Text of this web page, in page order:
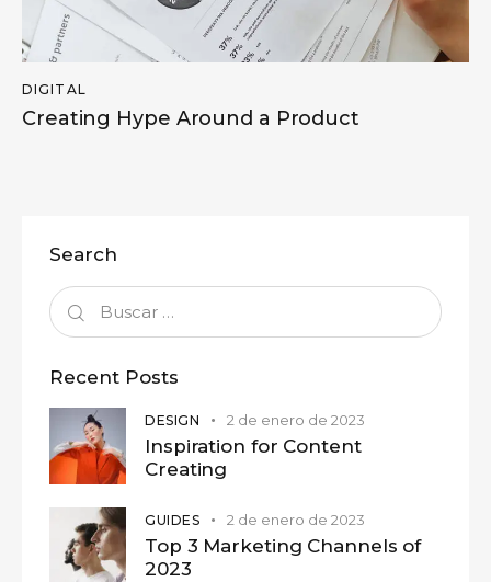
DIGITAL
Creating Hype Around a Product
Search
Recent Posts
DESIGN 2 de enero de 2023
Inspiration for Content
Creating
GUIDES 2 de enero de 2023
Top 3 Marketing Channels of
2023